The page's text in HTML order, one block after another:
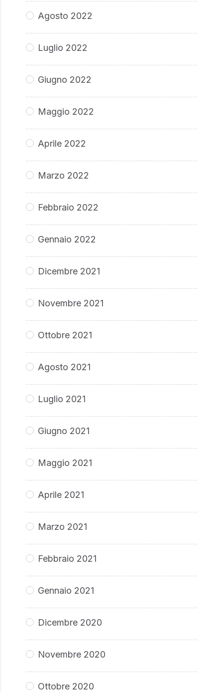
Agosto 2022
Luglio 2022
Giugno 2022
Maggio 2022
Aprile 2022
Marzo 2022
Febbraio 2022
Gennaio 2022
Dicembre 2021
Novembre 2021
Ottobre 2021
Agosto 2021
Luglio 2021
Giugno 2021
Maggio 2021
Aprile 2021
Marzo 2021
Febbraio 2021
Gennaio 2021
Dicembre 2020
Novembre 2020
Ottobre 2020